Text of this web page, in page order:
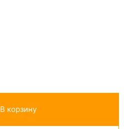
В корзину